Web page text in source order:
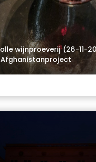
wijnproeverij (26-11-